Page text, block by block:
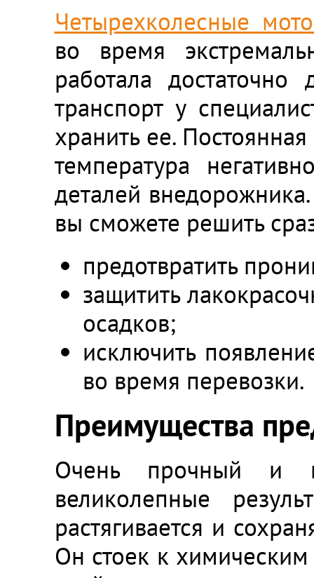
Четырехколесные
во время
работала
транспорт у
хранить ее.
температура
деталей
вы сможете решить
предотвратить
защитить
осадков;
исключить
во время перевозки.
Преимущества
Очень прочный и
великолепные
растягивается и
Он стоек к